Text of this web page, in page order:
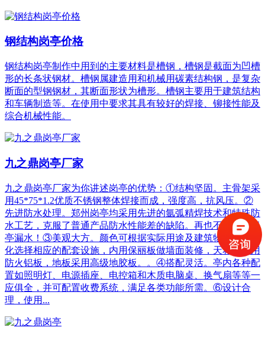
钢结构岗亭价格
钢结构岗亭制作中用到的主要材料是槽钢，槽钢是截面为凹槽
形的长条状钢材。槽钢属建造用和机械用碳素结构钢，是复杂
断面的型钢钢材，其断面形状为槽形。槽钢主要用于建筑结构
和车辆制造等。在使用中要求其具有较好的焊接、铆接性能及
综合机械性能。
九之鼎岗亭厂家
九之鼎岗亭厂家为你讲述岗亭的优势：①结构坚固。主骨架采
用45*75*1.2优质不锈钢整体焊接而成，强度高，抗风压。②
先进防水处理。郑州岗亭均采用先进的氩弧精焊技术和特殊防
水工艺，克服了普通产品防水性能差的缺陷。再也不用担心岗
亭漏水！③美观大方。颜色可根据实际用途及建筑物风格个性
化选择相应的配套设施，内用保丽板做墙面装修，天花板采用
防火铝板，地板采用高级地胶板。。④搭配灵活。亭内各种配
置如照明灯、电源插座、电控箱和木质电脑桌、换气扇等等一
应俱全，并可配置收费系统，满足各类功能所需。⑥设计合
理，使用...